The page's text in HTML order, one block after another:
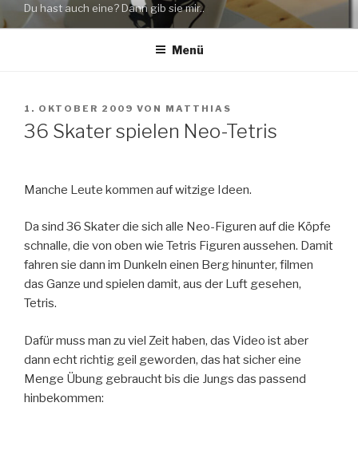
springenDu hast auch eine? Dann gib sie mir..
Menü
VERÖFFENTLICHT
AM
1. OKTOBER 2009 VON MATTHIAS
36 Skater spielen Neo-Tetris
Manche Leute kommen auf witzige Ideen.
Da sind 36 Skater die sich alle Neo-Figuren auf die Köpfe
schnalle, die von oben wie Tetris Figuren aussehen. Damit
fahren sie dann im Dunkeln einen Berg hinunter, filmen
das Ganze und spielen damit, aus der Luft gesehen,
Tetris.
Dafür muss man zu viel Zeit haben, das Video ist aber
dann echt richtig geil geworden, das hat sicher eine
Menge Übung gebraucht bis die Jungs das passend
hinbekommen: